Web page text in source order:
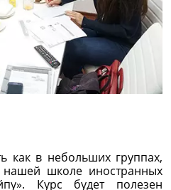
как в небольших группах,
школе иностранных
Курс будет полезен